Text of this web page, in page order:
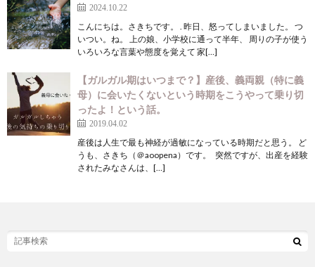
2024.10.22
こんにちは。さきちです。 . 昨日、怒ってしまいました。 つ
いつい。ね。 上の娘、小学校に通って半年、 周りの子が使う
いろいろな言葉や態度を覚えて 家[…]
【ガルガル期はいつまで？】産後、義両親（特に義
母）に会いたくないという時期をこうやって乗り切
ったよ！という話。
2019.04.02
産後は人生で最も神経が過敏になっている時期だと思う。 ど
うも、さきち（＠aoopena）です。 突然ですが、出産を経験
されたみなさんは、[…]